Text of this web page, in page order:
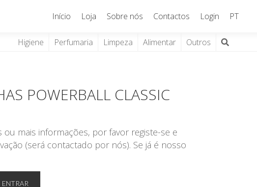
Início Loja Sobre nós Contactos Login PT
Higiene Perfumaria Limpeza Alimentar Outros
POWERBALL CLASSIC
ou mais informações, por favor registe-se e
(será contactado por nós). Se já é nosso
ENTRAR